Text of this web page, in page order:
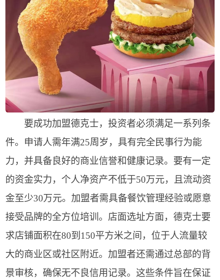
要成功加盟德克士，投资者必须满足一系列条
件。申请人需年满25周岁，具有完全民事行为能
力，并具备良好的商业信誉和健康记录。要有一定
的资金实力，个人净资产不低于50万元，且流动资
金至少30万元。加盟者需具备餐饮管理经验或愿意
接受品牌的全方位培训。店面选址方面，德克士要
求店铺面积在80到150平方米之间，位于人流量较
大的商业区或社区附近。加盟者还需通过总部的背
景审核，确保无不良信用记录。这些条件旨在保证